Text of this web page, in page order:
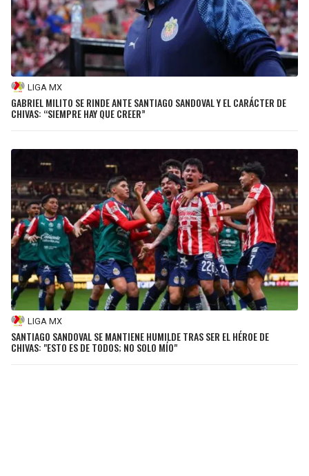
LIGA MX
GABRIEL MILITO SE RINDE ANTE SANTIAGO SANDOVAL Y EL CARÁCTER DE
CHIVAS: “SIEMPRE HAY QUE CREER”
LIGA MX
SANTIAGO SANDOVAL SE MANTIENE HUMILDE TRAS SER EL HÉROE DE
CHIVAS: "ESTO ES DE TODOS; NO SOLO MÍO"